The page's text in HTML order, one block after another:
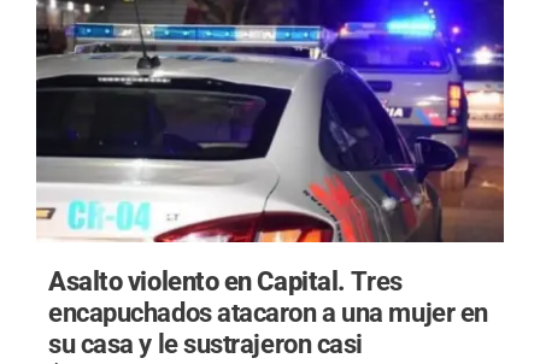
Asalto violento en Capital.Tres
encapuchados atacaron a una mujer en
su casa y le sustrajeron casi